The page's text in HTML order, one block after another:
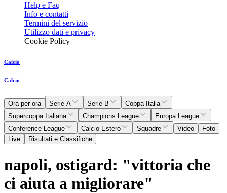
Help e Faq
Info e contatti
Termini del servizio
Utilizzo dati e privacy
Cookie Policy
Calcio
Calcio
Ora per ora Serie A Serie B
Coppa Italia
Supercoppa Italiana
Champions League
Europa League
Conference League
Calcio Estero Squadre Video
Foto
Live
Risultati e Classifiche
napoli, ostigard: "vittoria che
ci aiuta a migliorare"